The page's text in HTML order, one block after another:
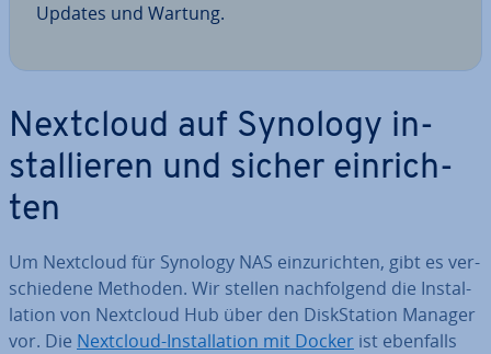
Updates und Wartung.
Nextcloud auf Synology in­
stal­lie­ren und sicher ein­rich­
ten
Um Nextcloud für Synology NAS ein­zu­rich­ten, gibt es ver­
schie­de­ne Methoden. Wir stellen nach­fol­gend die In­stal­
la­ti­on von Nextcloud Hub über den Disk­Sta­ti­on Manager
vor. Die Nextcloud-In­stal­la­ti­on mit Docker ist ebenfalls